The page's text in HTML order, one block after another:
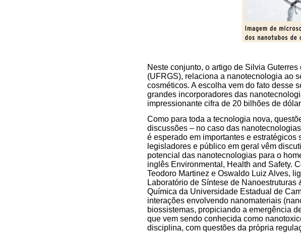
Neste conjunto, o artigo de Silvia
(UFRGS), relaciona a nanotecnologia ao
cosméticos. A escolha vem do fato desse
grandes incorporadores das
impressionante cifra de 20 bilhões de
Como para toda a tecnologia nova,
discussões – no caso das
é esperado em importantes e
legisladores e público em geral vêm
potencial das nanotecnologias para o
inglês Environmental, Health and Safety.
Teodoro Martinez e Oswaldo Luiz Alves,
Laboratório de Síntese de
Química da Universidade Estadual de
interações envolvendo nanomateriais
biossistemas, propiciando a emergência
que vem sendo conhecida como
disciplina, com questões da própria